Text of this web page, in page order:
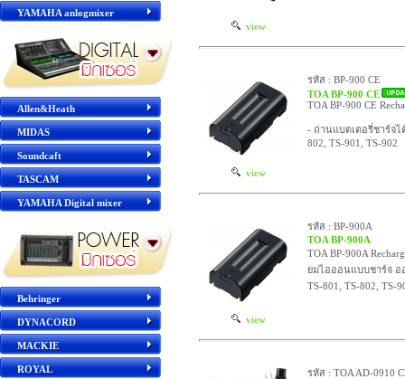
YAMAHA anlogmixer
Allen&Heath
MIDAS
Soundcaft
TASCAM
YAMAHA Digital mixer
Behringer
DYNACORD
MACKIE
ROYAL
view
view
รหัส : BP-900 CE
TOA BP-900 CE
TOA BP-900 CE
- ถ่านแบตเตอรี่ชาร์จไ
802, TS-901, TS-902
view
รหัส : BP-900A
TOA BP-900A
TOA BP-900A
ยมไอออนแบบชาร์จ อ
TS-801, TS-802, TS-
รหัส : TOA AD-0910